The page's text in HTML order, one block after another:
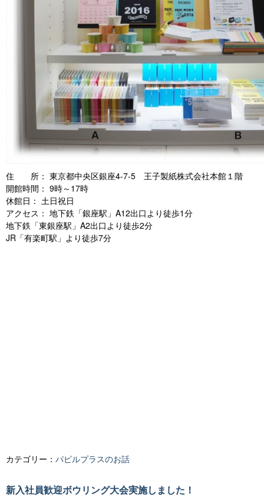
住 所： 東京都中央区銀座4-7-5 王子製紙株式会社本館１階
開館時間： 9時～17時
休館日： 土日祝日
アクセス： 地下鉄「銀座駅」A12出口より徒歩1分
地下鉄「東銀座駅」A2出口より徒歩2分
JR「有楽町駅」より徒歩7分
カテゴリー： パピルプラスのお話
新入社員歓迎ボウリング大会実施しました！